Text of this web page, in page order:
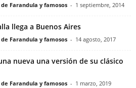
Farandula y famosos - 1 septiembre, 2014
llega a Buenos Aires
Farandula y famosos - 14 agosto, 2017
nueva una versión de su clásico
Farandula y famosos - 1 marzo, 2019